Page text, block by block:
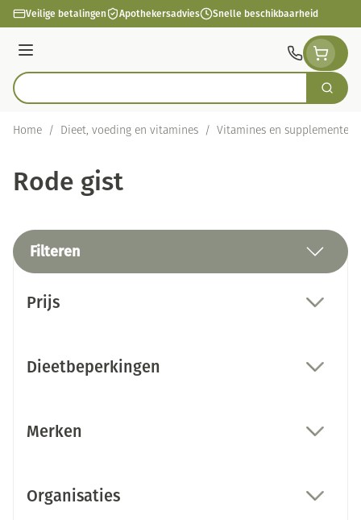
Ga naar de inhoud
Veilige betalingen Apothekersadvies Snelle beschikbaarheid
Menu
Product, merk, categorie... Zoek
Home / Dieet, voeding en vitamines / Vitamines en supplementen
Rode gist
Filteren
Prijs
Dieetbeperkingen
Merken
Organisaties